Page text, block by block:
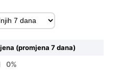
(promjena 7 dana)
0%